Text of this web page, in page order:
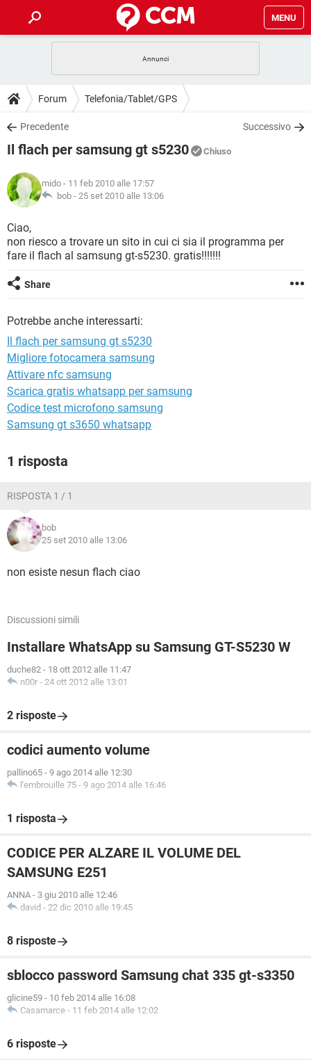
MENU
INTRATTENIMENTO ANDROID
iOS
INSTAGRAM WHATSAPP
TIKTOK
HARDWARE
GUIDE
COVID-19 GAMING
INSTAGRAM
TIKTOK
HARDWARE
DOWNLOAD
COVID-19 GAMING
INTRATTENIMENTO
iOS
INSTAGRAM
TIKTOK FACEBOOK
COVID-19
INTRATTENIMENTO
iOS
INSTAGRAM WHATSAPP
TIKTOK
GLOSSARIO
COVID-19
INTRATTENIMENTO ANDROID
INSTAGRAM
TIKTOK
HARDWARE
Forum Telefonia/Tablet/GPS
Precedente Successivo
Il flach per samsung gt s5230 Chiuso
mido - 11 feb 2010 alle 17:57
bob - 25 set 2010 alle 13:06
Ciao,
non riesco a trovare un sito in cui ci sia il programma per
fare il flach al samsung gt-s5230. gratis!!!!!!!
Share
Potrebbe anche interessarti:
Il flach per samsung gt s5230
Migliore fotocamera samsung
Attivare nfc samsung
Scarica gratis whatsapp per samsung
Codice test microfono samsung
Samsung gt s3650 whatsapp
1 risposta
RISPOSTA 1 / 1
bob
25 set 2010 alle 13:06
non esiste nesun flach ciao
Discussioni simili
Installare WhatsApp su Samsung GT-S5230 W
duche82 - 18 ott 2012 alle 11:47
n00r - 24 ott 2012 alle 13:01
2 risposte
codici aumento volume
pallino65 - 9 ago 2014 alle 12:30
l'embrouille 75 - 9 ago 2014 alle 16:46
1 risposta
CODICE PER ALZARE IL VOLUME DEL
SAMSUNG E251
ANNA - 3 giu 2010 alle 12:46
david - 22 dic 2010 alle 19:45
8 risposte
sblocco password Samsung chat 335 gt-s3350
glicine59 - 10 feb 2014 alle 16:08
Casamarce - 11 feb 2014 alle 12:02
6 risposte